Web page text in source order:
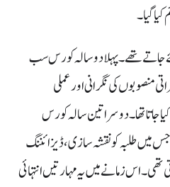
گیا۔
جاتے تھے۔ پہلا دو سالہ کورس سب
منصوبوں کی نگرانی اور عملی
جاتا تھا۔ دوسرا تین سالہ کورس
طلبہ کو نقشہ سازی، ڈیزائننگ
تھی۔ اس زمانے میں یہ مہارتیں انتہائی